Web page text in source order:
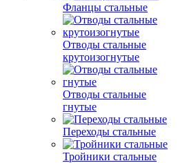
Фланцы стальные
Отводы стальные
крутоизогнутые
Отводы стальные
гнутые
Переходы стальные
Тройники стальные